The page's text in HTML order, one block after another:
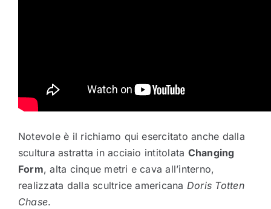
Notevole è il richiamo qui esercitato anche dalla
scultura astratta in acciaio intitolata Changing
Form, alta cinque metri e cava all’interno,
realizzata dalla scultrice americana Doris Totten
Chase.